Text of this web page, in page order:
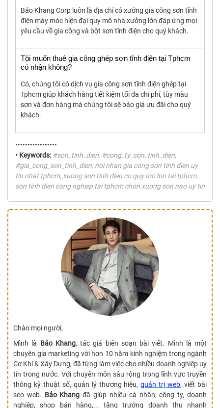
Bảo Khang Corp luôn là địa chỉ có xưởng gia công sơn tĩnh
điện máy móc hiện đại quy mô nhà xưởng lớn đáp ứng mọi
yêu cầu về gia công và bột sơn tĩnh điện cho quý khách.
Tôi muốn thuê gia công ghép sơn tĩnh điện tại Tphcm
có nhận không?
Có, chúng tôi có dịch vụ gia công sơn tĩnh điện ghép tại
Tphcm giúp khách hàng tiết kiệm tối đa chi phí, tùy màu
sơn và đơn hàng mà chúng tôi sẽ báo giá ưu đãi cho quý
khách.
•••••••••••••••••
• Keywords: #son_tinh_dien, #cong_ty_son_tinh_dien,
#gia_cong_son_tinh_dien, noi nhan gia cong son tinh dien uy
tin nhat tphcm, xuong son tinh dien co quy mo lon tai tphcm,
son tinh dien cong nghiep tai tphcm chon xuong son nao uy tin
Chào mọi người,
Mình là Bảo Khang, tác giả biên soạn bài viết. Mình là một
chuyên gia marketing với hơn 10 năm kinh nghiệm trong ngành
Cơ Khí & Xây Dựng, đã từng làm việc cho nhiều doanh nghiệp uy
tín trong nước. Với chuyên môn sâu rộng trong lĩnh vực truyền
thông kỹ thuật số, quản lý thương hiệu,quản trị web, viết bài
seo web. Bảo Khang đã giúp nhiều cá nhân, công ty, doanh
nghiệp, shop bán hàng,... tăng trưởng doanh thu nhanh